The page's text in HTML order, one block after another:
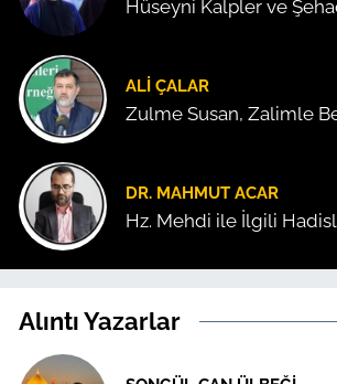
Hüseyni Kalpler ve
ALI ÇALAR
Zulme Susan, Zalimle
DR. MAHMUT ACAR
Hz. Mehdi ile İlgili
Alıntı Yazarlar